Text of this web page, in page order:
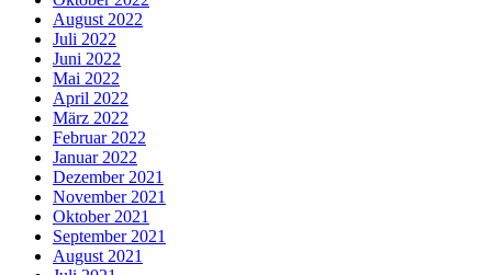
August 2022
Juli 2022
Juni 2022
Mai 2022
April 2022
März 2022
Februar 2022
Januar 2022
Dezember 2021
November 2021
Oktober 2021
September 2021
August 2021